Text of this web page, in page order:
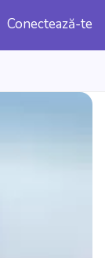
Conectează-te